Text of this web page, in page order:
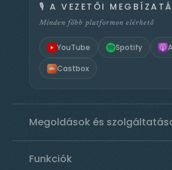
🎙️ A VEZETŐI
Minden főbb platformon elérhető
YouTube Spotify
Castbox
Megoldások és
Funkciók